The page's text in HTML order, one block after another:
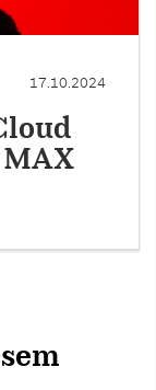
17.10.2024
MAX